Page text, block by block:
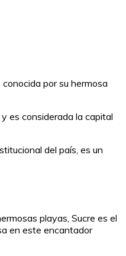
por su hermosa
es considerada la capital
del país, es un
playas, Sucre es el
en este encantador